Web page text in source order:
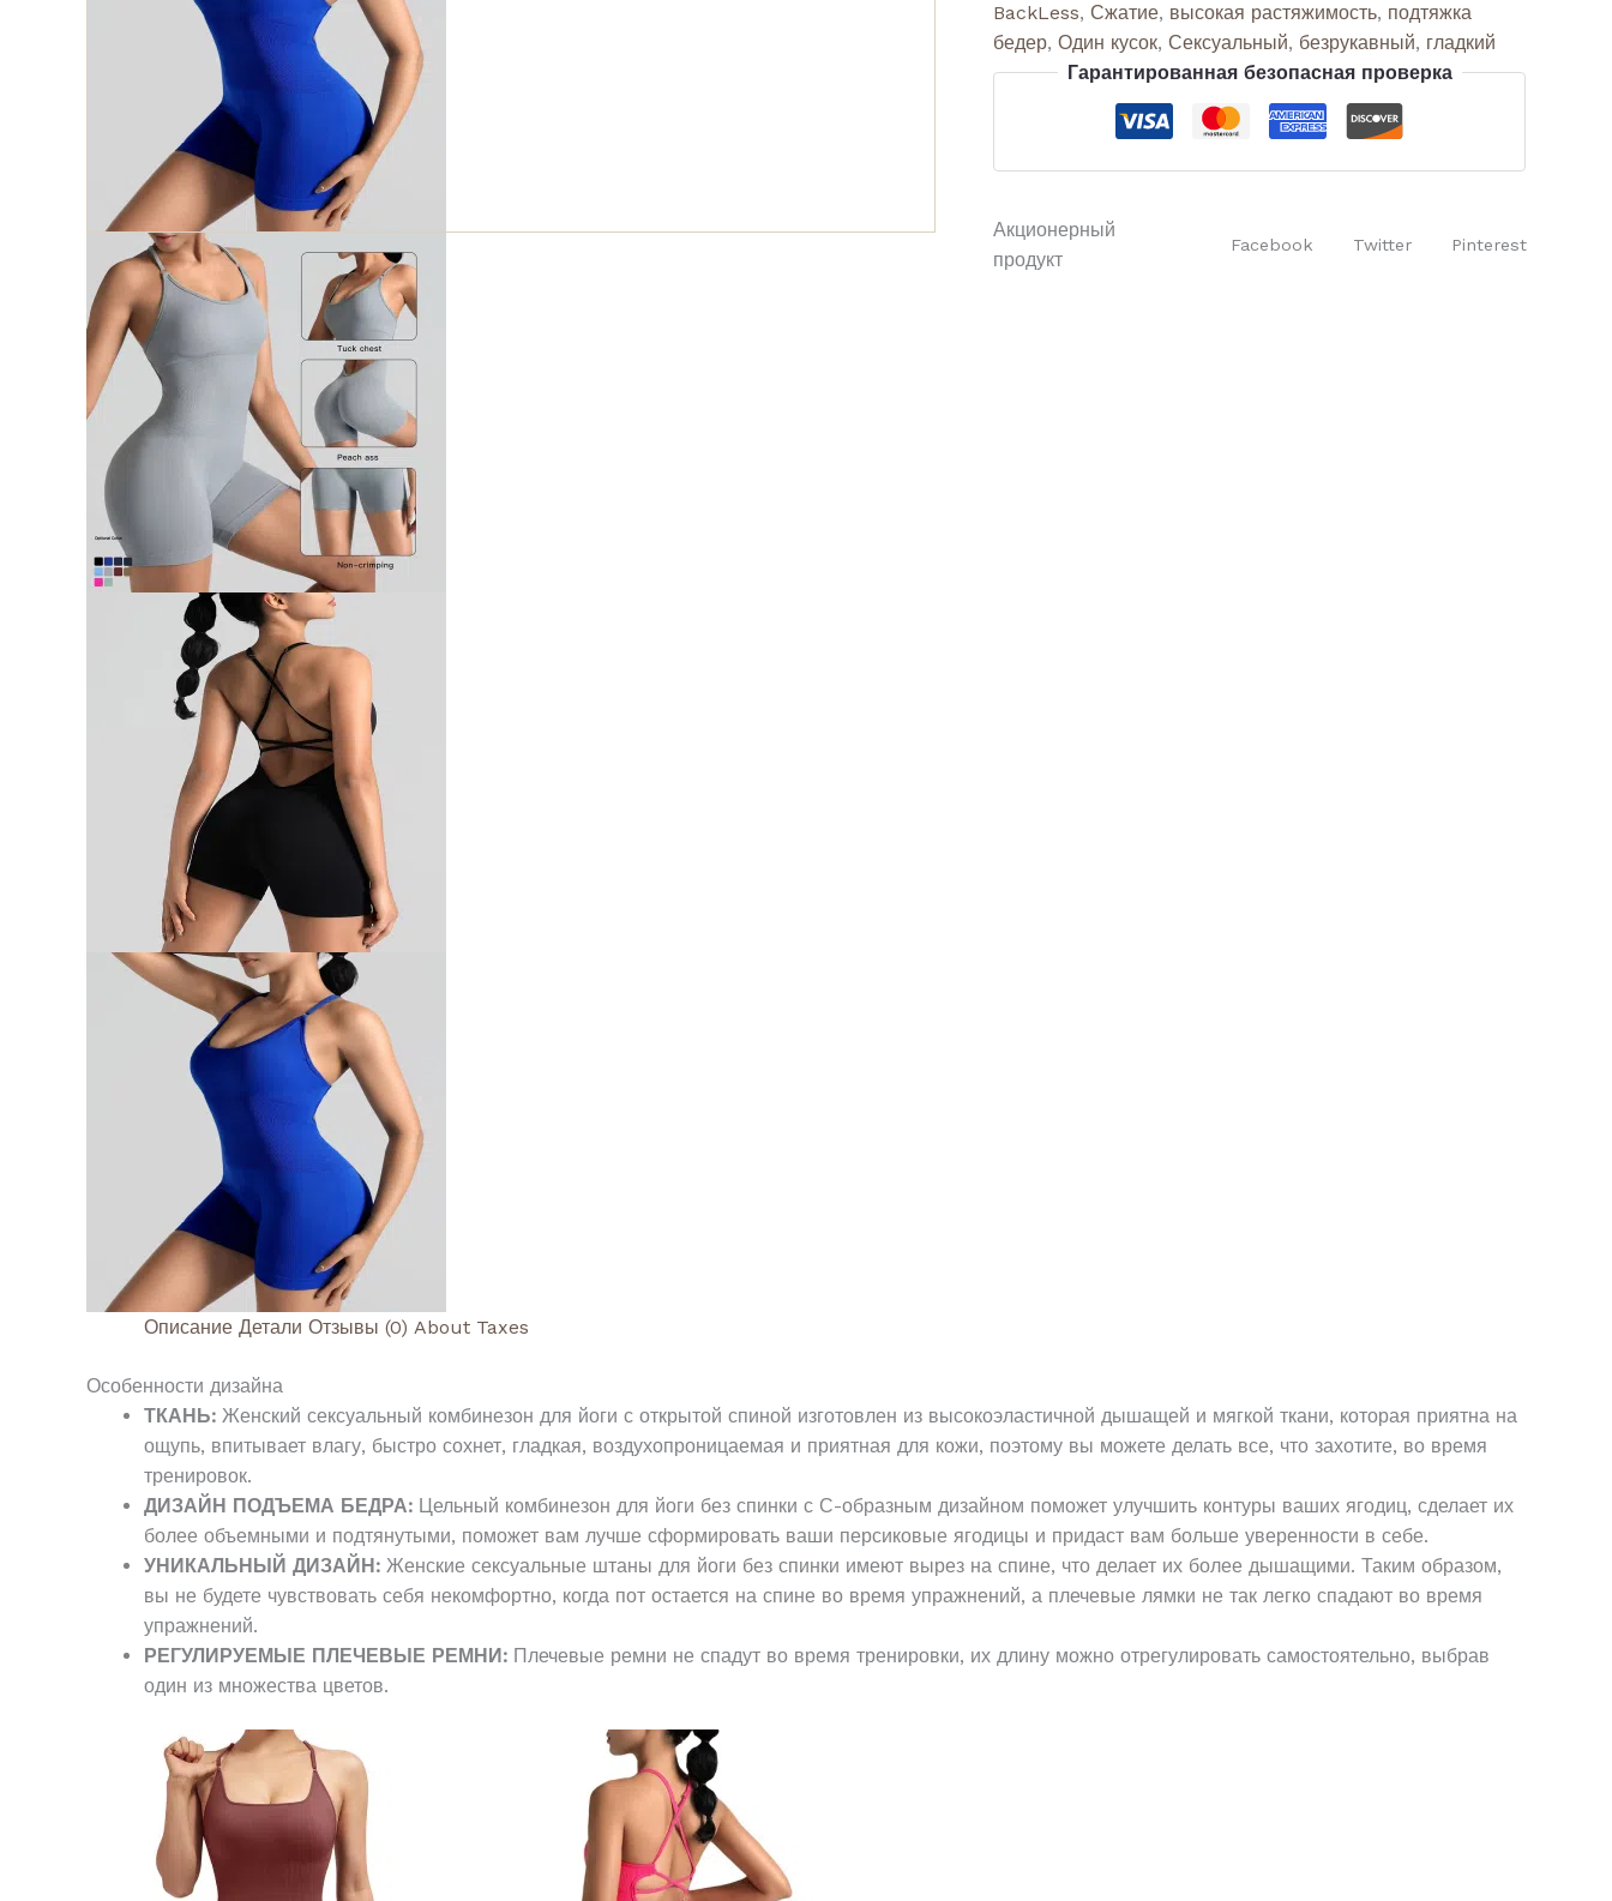
BackLess, Сжатие, высокая растяжимость, подтяжка
бедер, Один кусок, Сексуальный, безрукавный, гладкий
Гарантированная безопасная проверка
Акционерный
продукт
Facebook Twitter Pinterest
Описание Детали Отзывы (0) About Taxes
Особенности дизайна
ТКАНЬ: Женский сексуальный комбинезон для йоги с открытой спиной изготовлен из высокоэластичной дышащей и мягкой ткани, которая приятна на
ощупь, впитывает влагу, быстро сохнет, гладкая, воздухопроницаемая и приятная для кожи, поэтому вы можете делать все, что захотите, во время
тренировок.
ДИЗАЙН ПОДЪЕМА БЕДРА: Цельный комбинезон для йоги без спинки с С-образным дизайном поможет улучшить контуры ваших ягодиц, сделает их
более объемными и подтянутыми, поможет вам лучше сформировать ваши персиковые ягодицы и придаст вам больше уверенности в себе.
УНИКАЛЬНЫЙ ДИЗАЙН: Женские сексуальные штаны для йоги без спинки имеют вырез на спине, что делает их более дышащими. Таким образом,
вы не будете чувствовать себя некомфортно, когда пот остается на спине во время упражнений, а плечевые лямки не так легко спадают во время
упражнений.
РЕГУЛИРУЕМЫЕ ПЛЕЧЕВЫЕ РЕМНИ: Плечевые ремни не спадут во время тренировки, их длину можно отрегулировать самостоятельно, выбрав
один из множества цветов.